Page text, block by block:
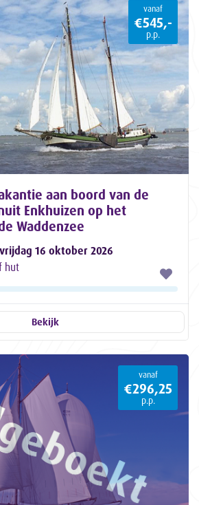
vanaf
€545,-
p.p.
aan boord van de
Enkhuizen op het
Waddenzee
16 oktober 2026
hut
Bekijk
vanaf
€296,25
p.p.